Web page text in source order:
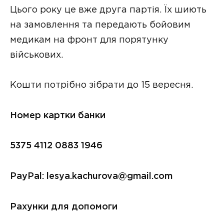
Цього року це вже друга партія. Їх шиють
на замовлення та передають бойовим
медикам на фронт для порятунку
військових.
Кошти потрібно зібрати до 15 вересня.
Номер картки банки
5375 4112 0883 1946
PayPal: lesya.kachurova@gmail.com
Рахунки для допомоги